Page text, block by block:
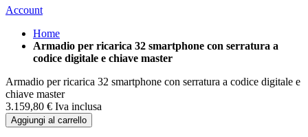
Account
Home
Armadio per ricarica 32 smartphone con serratura a
codice digitale e chiave master
Armadio per ricarica 32 smartphone con serratura a codice digitale e
chiave master
3.159,80 € Iva inclusa
Aggiungi al carrello